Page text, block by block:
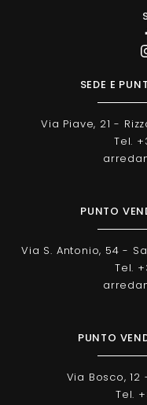
SEDE E
Via Piave, 21 -
Tel.
PUNTO
Via S. Antonio, 54 -
Tel.
PUNTO
Via Bosco,
Tel.